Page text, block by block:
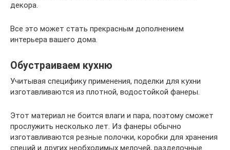
декора.
Все это может стать прекрасным дополнением
интерьера вашего дома.
Обустраиваем кухню
Учитывая специфику применения, поделки для кухни
изготавливаются из плотной, водостойкой фанеры.
Этот материал не боится влаги и пара, поэтому сможет
прослужить несколько лет. Из фанеры обычно
изготавливаются резные полочки, коробки для хранения
специй и других необходимых мелочей, разделочные